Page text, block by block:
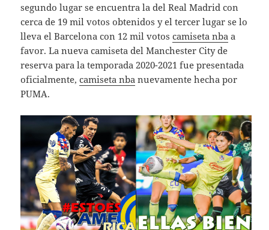
segundo lugar se encuentra la del Real Madrid con
cerca de 19 mil votos obtenidos y el tercer lugar se lo
lleva el Barcelona con 12 mil votoscamiseta nba a
favor. La nueva camiseta del Manchester City de
reserva para la temporada 2020-2021 fue presentada
oficialmente,camiseta nba nuevamente hecha por
PUMA.